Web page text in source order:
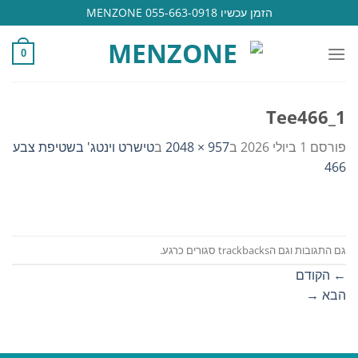
to
content
הזמן עכשיו 055-663-0918 MENZONE
0
Tee466_1
פורסם 1 ביולי 2026 ב957 × 2048 בטישרט וינטג' בשטיפת צבע
466
גם התגובות וגם הtrackbacks סגורים כרגע.
← הקודם
הבא →